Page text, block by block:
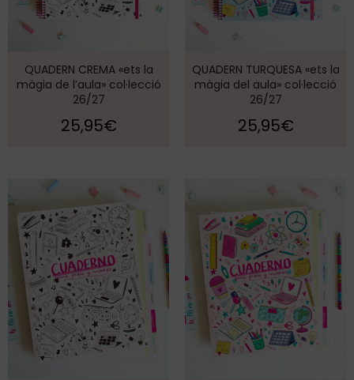
QUADERN CREMA «ets la
màgia de l’aula» col·lecció
26/27
25,95€
QUADERN TURQUESA «ets la
màgia del aula» col·lecció
26/27
25,95€